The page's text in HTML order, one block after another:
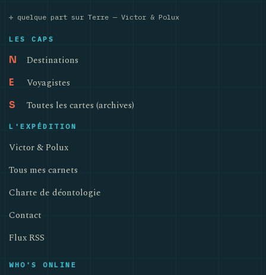
✛ quelque part sur Terre — Victor & Polux
LES CAPS
N Destinations
E Voyagistes
S Toutes les cartes (archives)
L'EXPÉDITION
Victor & Polux
Tous mes carnets
Charte de déontologie
Contact
Flux RSS
WHO'S ONLINE